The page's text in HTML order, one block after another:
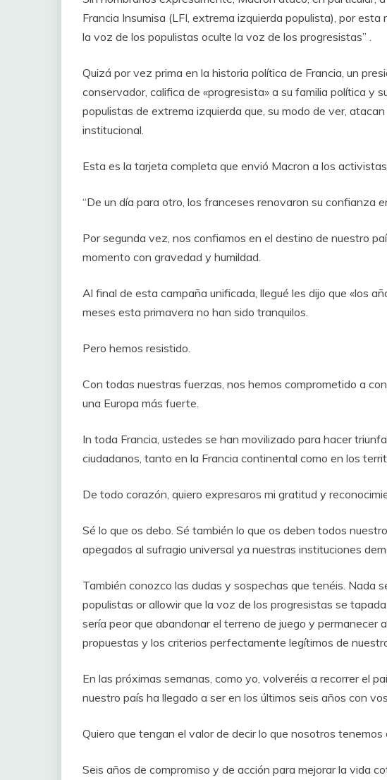
Francia Insumisa (LFI, extrema izquierda populista), por
la voz de los populistas oculte la voz de los progresistas” .
Quizá por vez prima en la historia política de Francia, un
conservador, califica de «progresista» a su familia política y
populistas de extrema izquierda que, su modo de ver,
institucional.
Esta es la tarjeta completa que envió Macron a los
“De un día para otro, los franceses renovaron su confianza
Por segunda vez, nos confiamos en el destino de nuestro
momento con gravedad y humildad.
Al final de esta campaña unificada, llegué les dijo que «los
meses esta primavera no han sido tranquilos.
Pero hemos resistido.
Con todas nuestras fuerzas, nos hemos comprometido a
una Europa más fuerte.
In toda Francia, ustedes se han movilizado para hacer
ciudadanos, tanto en la Francia continental como en los
De todo corazón, quiero expresaros mi gratitud y
Sé lo que os debo. Sé también lo que os deben todos
apegados al sufragio universal ya nuestras instituciones
También conozco las dudas y sospechas que tenéis. Nada
populistas or allowir que la voz de los progresistas se
sería peor que abandonar el terreno de juego y permanecer
propuestas y los criterios perfectamente legítimos de
En las próximas semanas, como yo, volveréis a recorrer el
nuestro país ha llegado a ser en los últimos seis años con
Quiero que tengan el valor de decir lo que nosotros tenemos
Seis años de compromiso y de acción para mejorar la vida